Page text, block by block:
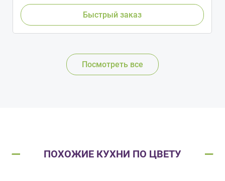
Быстрый заказ
Посмотреть все
ПОХОЖИЕ КУХНИ ПО ЦВЕТУ